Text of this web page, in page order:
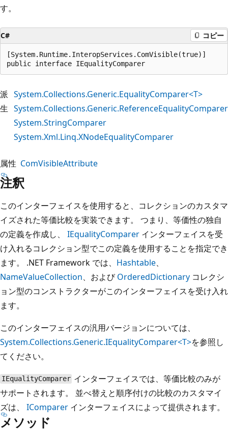
す。
C# コピー
[System.Runtime.InteropServices.ComVisible(true)]
public interface IEqualityComparer
派
生
System.Collections.Generic.EqualityComparer<T>
System.Collections.Generic.ReferenceEqualityComparer
System.StringComparer
System.Xml.Linq.XNodeEqualityComparer
属性 ComVisibleAttribute
注釈
このインターフェイスを使用すると、コレクションのカスタマ
イズされた等価比較を実装できます。 つまり、等価性の独自
の定義を作成し、 IEqualityComparer インターフェイスを受
け入れるコレクション型でこの定義を使用することを指定でき
ます。 .NET Framework では、 Hashtable、
NameValueCollection、およびOrderedDictionary コレクシ
ョン型のコンストラクターがこのインターフェイスを受け入れ
ます。
このインターフェイスの汎用バージョンについては、
System.Collections.Generic.IEqualityComparer<T>を参照し
てください。
IEqualityComparer インターフェイスでは、等価比較のみが
サポートされます。 並べ替えと順序付けの比較のカスタマイ
ズは、 IComparer インターフェイスによって提供されます。
メソッド